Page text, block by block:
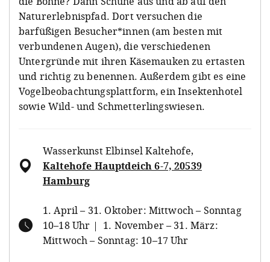
Naturerlebnispfad. Dort versuchen die
barfüßigen Besucher*innen (am besten mit
verbundenen Augen), die verschiedenen
Untergründe mit ihren Käsemauken zu ertasten
und richtig zu benennen. Außerdem gibt es eine
Vogelbeobachtungsplattform, ein Insektenhotel
sowie Wild- und Schmetterlingswiesen.
Wasserkunst Elbinsel Kaltehofe,
Kaltehofe Hauptdeich 6-7, 20539
Hamburg
1. April – 31. Oktober: Mittwoch – Sonntag
10–18 Uhr | 1. November – 31. März:
Mittwoch – Sonntag: 10–17 Uhr